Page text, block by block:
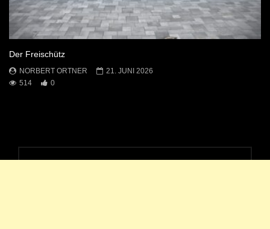
Der Freischütz
NORBERT ORTNER
21. JUNI 2026
514
0